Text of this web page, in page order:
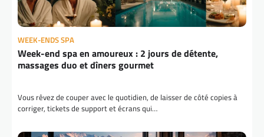
WEEK-ENDS SPA
Week-end spa en amoureux : 2 jours de détente,
massages duo et dîners gourmet
Vous rêvez de couper avec le quotidien, de laisser de côté copies à
corriger, tickets de support et écrans qui…